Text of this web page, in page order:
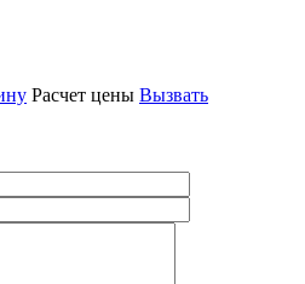
Расчет цены Вызвать